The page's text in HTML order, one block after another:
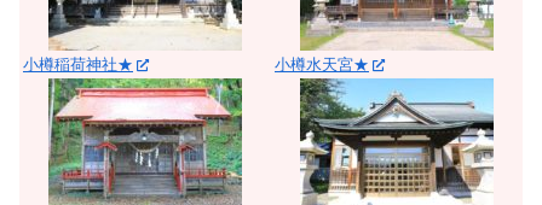
小樽稲荷神社★ 小樽水天宮★